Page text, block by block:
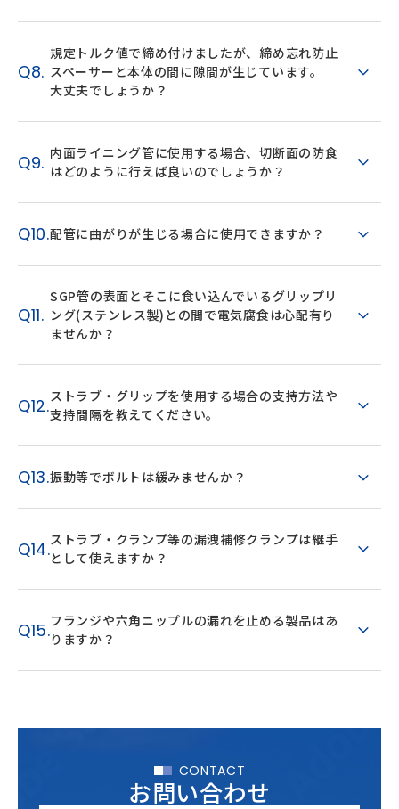
Q8.
規定トルク値で締め付けましたが、締め忘れ防止
スペーサーと本体の間に隙間が生じています。
大丈夫でしょうか？
Q9. 内面ライニング管に使用する場合、切断面の防食
はどのように行えば良いのでしょうか？
Q10.配管に曲がりが生じる場合に使用できますか？
Q11.
SGP管の表面とそこに食い込んでいるグリップリ
ング(ステンレス製)との間で電気腐食は心配有り
ませんか？
Q12.ストラブ・グリップを使用する場合の支持方法や
支持間隔を教えてください。
Q13.振動等でボルトは緩みませんか？
Q14.ストラブ・クランプ等の漏洩補修クランプは継手
として使えますか？
Q15.フランジや六角ニップルの漏れを止める製品はあ
りますか？
CONTACT
お問い合わせ